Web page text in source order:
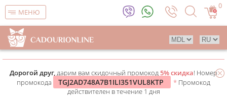
МЕНЮ
0
Дорогой друг,дарим вам скидочный промокод5% скидка! Номер
промокода
TGJ2AD748A7B1ILI351VUL8KTP * Промокод
действителен в течение 1 дня